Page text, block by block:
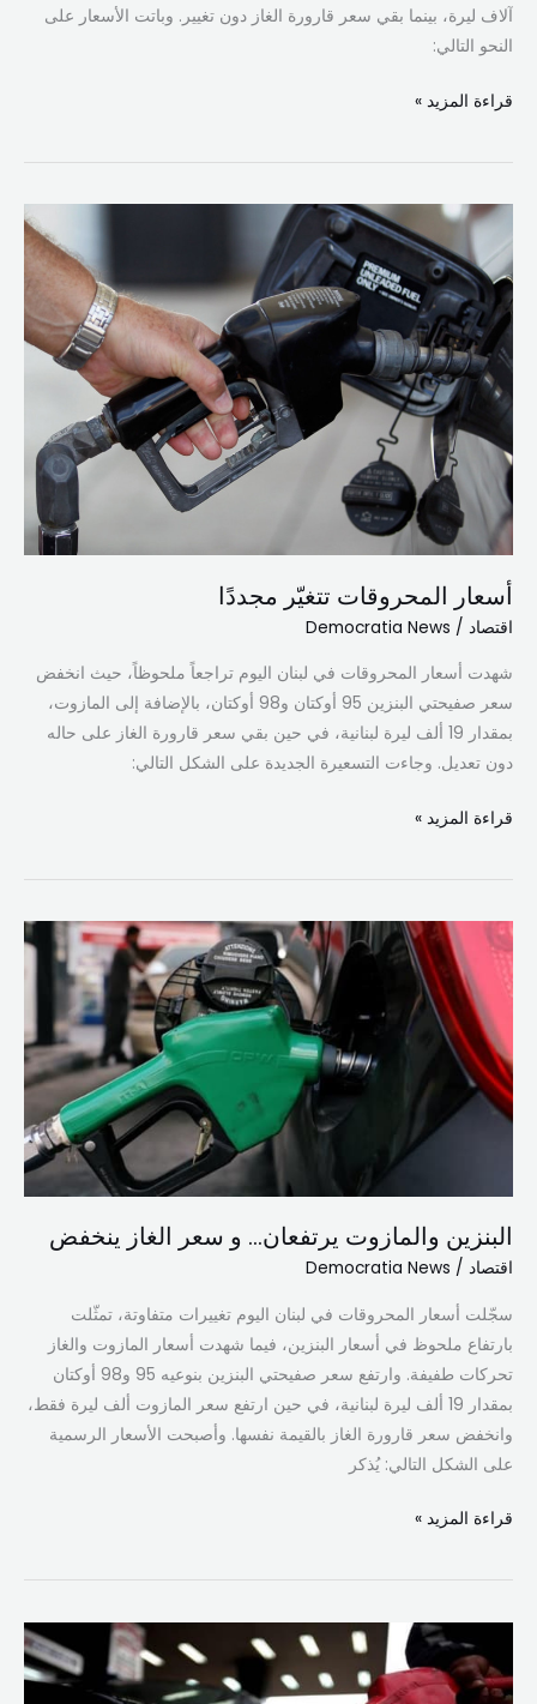
آلاف ليرة، بينما بقي سعر قارورة الغاز دون تغيير. وباتت الأسعار على
النحو التالي:
قراءة المزيد »
أسعار المحروقات تتغيّر مجددًا
اقتصاد /
Democratia News
شهدت أسعار المحروقات في لبنان اليوم تراجعاً ملحوظاً، حيث انخفض
سعر صفيحتي البنزين 95 أوكتان و98 أوكتان، بالإضافة إلى المازوت،
بمقدار 19 ألف ليرة لبنانية، في حين بقي سعر قارورة الغاز على حاله
دون تعديل. وجاءت التسعيرة الجديدة على الشكل التالي:
أسعار
المحروقات
تتغيّر
مجددًا
قراءة المزيد »
البنزين والمازوت يرتفعان… و سعر الغاز ينخفض
اقتصاد /
Democratia News
سجّلت أسعار المحروقات في لبنان اليوم تغييرات متفاوتة، تمثّلت
بارتفاع ملحوظ في أسعار البنزين، فيما شهدت أسعار المازوت والغاز
تحركات طفيفة. وارتفع سعر صفيحتي البنزين بنوعيه 95 و98 أوكتان
بمقدار 19 ألف ليرة لبنانية، في حين ارتفع سعر المازوت ألف ليرة فقط،
وانخفض سعر قارورة الغاز بالقيمة نفسها. وأصبحت الأسعار الرسمية
على الشكل التالي: يُذكر
البنزين
والمازوت
يرتفعان…
سعر
الغاز
ينخفض
قراءة المزيد »
جديد
في